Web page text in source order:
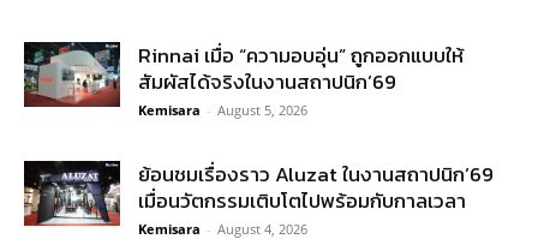
Rinnai เมื่อ “ความอบอุ่น” ถูกออกแบบให้
สัมผัสได้จริงในงานสถาปนิก’69
Kemisara - August 5, 2026
ย้อนชมเรื่องราว Aluzat ในงานสถาปนิก’69
เมื่อนวัตกรรมเติบโตไปพร้อมกับกาลเวลา
Kemisara - August 4, 2026